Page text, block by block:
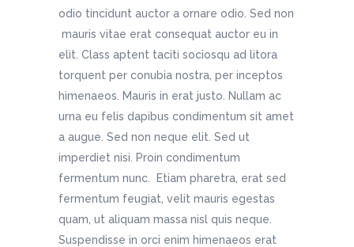
odio tincidunt auctor a ornare odio. Sed non
mauris vitae erat consequat auctor eu in
elit. Class aptent taciti sociosqu ad litora
torquent per conubia nostra, per inceptos
himenaeos. Mauris in erat justo. Nullam ac
urna eu felis dapibus condimentum sit amet
a augue. Sed non neque elit. Sed ut
imperdiet nisi. Proin condimentum
fermentum nunc. Etiam pharetra, erat sed
fermentum feugiat, velit mauris egestas
quam, ut aliquam massa nisl quis neque.
Suspendisse in orci enim himenaeos erat